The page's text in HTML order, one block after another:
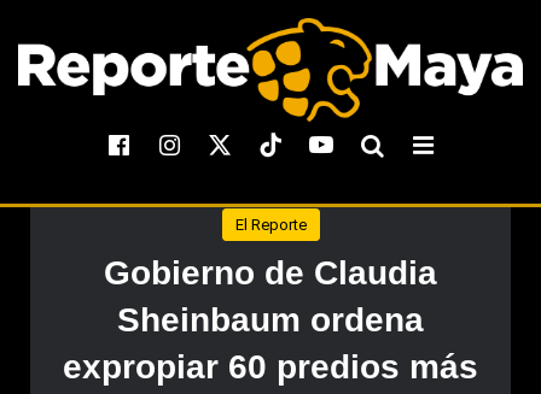
El Reporte
Gobierno de Claudia
Sheinbaum ordena
expropiar 60 predios más